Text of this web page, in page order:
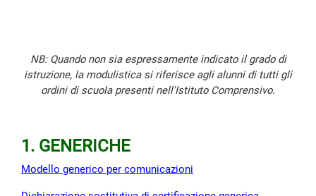
NB: Quando non sia espressamente indicato il grado di
istruzione, la modulistica si riferisce agli alunni di tutti gli
ordini di scuola presenti nell'Istituto Comprensivo.
1. GENERICHE
Modello generico per comunicazioni